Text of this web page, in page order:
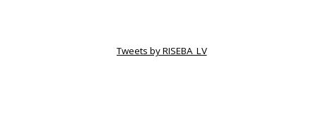
Tweets by RISEBA_LV